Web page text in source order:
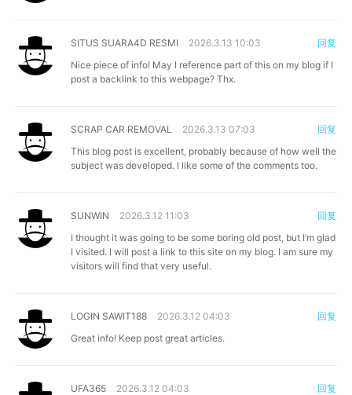
SITUS SUARA4D RESMI
2026.3.13 10:03
Nice piece of info! May I reference part of this on my blog if I
post a backlink to this webpage? Thx.
回复
SCRAP CAR REMOVAL
2026.3.13 07:03
This blog post is excellent, probably because of how well the
subject was developed. I like some of the comments too.
回复
SUNWIN
2026.3.12 11:03
I thought it was going to be some boring old post, but I’m glad
I visited. I will post a link to this site on my blog. I am sure my
visitors will find that very useful.
回复
LOGIN SAWIT188
2026.3.12 04:03
Great info! Keep post great articles.
回复
UFA365
2026.3.12 04:03
回复